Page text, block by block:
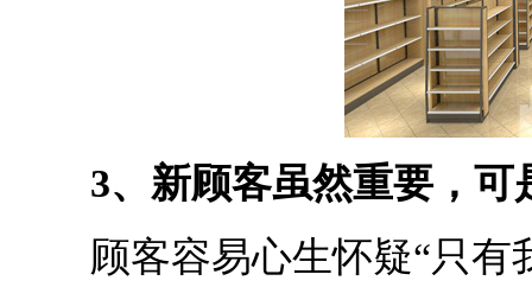
3、新顾客虽然重要，
顾客容易心生怀疑“只有